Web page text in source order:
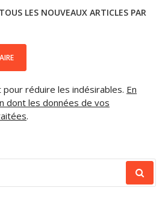
LES NOUVEAUX ARTICLES PAR
réduire les indésirables. En
dont les données de vos
.